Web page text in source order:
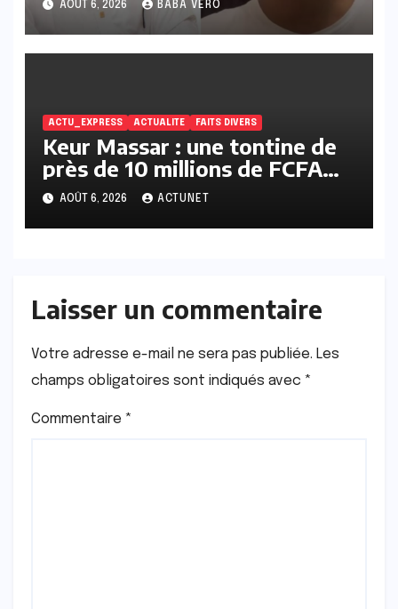
AOÛT 6, 2026 BABA VERO
ACTU_EXPRESS ACTUALITE FAITS DIVERS
Keur Massar : une tontine de
près de 10 millions de FCFA
vire au scandale, la
responsable en prison
AOÛT 6, 2026 ACTUNET
Laisser un commentaire
Votre adresse e-mail ne sera pas publiée. Les
champs obligatoires sont indiqués avec *
Commentaire *